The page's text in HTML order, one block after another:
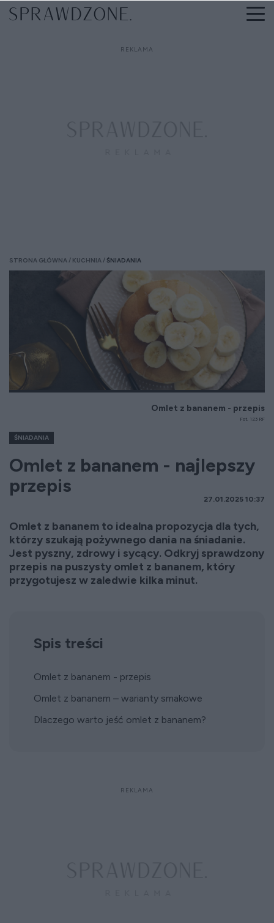
STRONA GŁÓWNA KUCHNIA ŚNIADANIA
Omlet z bananem - przepis
Fot. 123 RF
ŚNIADANIA
Omlet z bananem - najlepszy
przepis
27.01.2025 10:37
Omlet z bananem to idealna propozycja dla tych,
którzy szukają pożywnego dania na śniadanie.
Jest pyszny, zdrowy i sycący. Odkryj sprawdzony
przepis na puszysty omlet z bananem, który
przygotujesz w zaledwie kilka minut.
Spis treści
Omlet z bananem - przepis
Omlet z bananem – warianty smakowe
Dlaczego warto jeść omlet z bananem?